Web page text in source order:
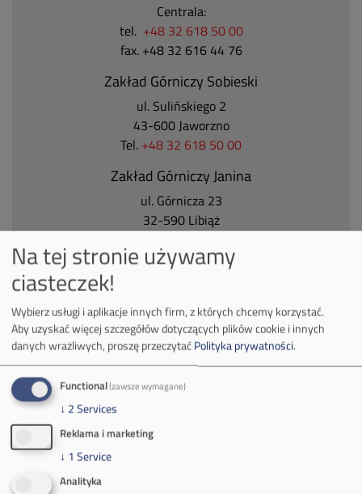
Centrala:
tel. +48 32 618 50 00
fax. +48 32 616 44 76
Zakład Górniczy Sobieski
ul. Sulińskiego 2
43-600 Jaworzno
Tel. +48 32 618 50 00
Zakład Górniczy Janina
ul. Górnicza 23
32-590 Libiąż
Zakład Górniczy Brzeszcze
32-620 Brzeszcze
tel.+48 32 716 53 00
Kontakt dla mediów:
tel.:+48 32 618 56 02
(poniedziałek-piątek 7:00-15:00)
Na tej stronie używamy
ciasteczek!
Wybierz usługi i aplikacje innych firm, z których chcemy korzystać.
Aby uzyskać więcej szczegółów dotyczących plików cookie i innych
danych wrażliwych, proszę przeczytaćPolityka prywatności.
Functional(zawsze wymagane)
↓ 2Services
Reklama i marketing
↓ 1 Service
Analityka